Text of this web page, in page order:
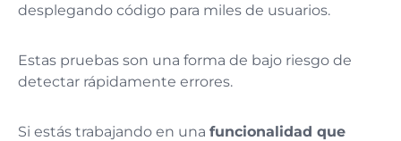
desplegando código para miles de usuarios.
Estas pruebas son una forma de bajo riesgo de
detectar rápidamente errores​​.
Si estás trabajando en una funcionalidad que